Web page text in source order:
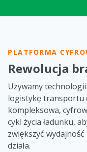
PLATFORMA
Rewolucja
Używamy
logistykę transportu
kompleksowa,
cykl życia ładunku,
zwiększyć
działa.